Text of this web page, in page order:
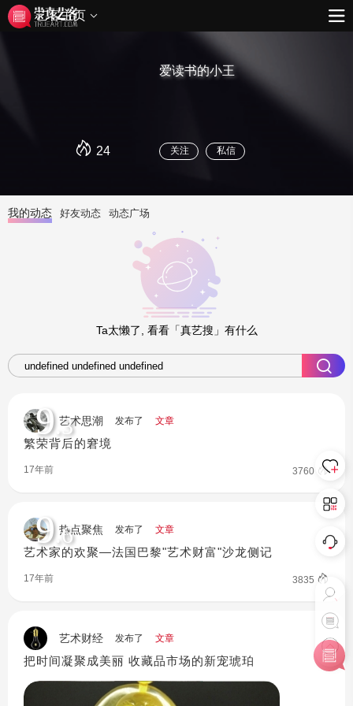
艺客主页
24
爱读书的小王
关注 私信
我的动态 好友动态 动态广场
Ta太懒了, 看看「真艺搜」有什么
艺术思潮 发布了 文章
繁荣背后的窘境
9.3
17年前 3760
热点聚焦 发布了 文章
艺术家的欢聚—法国巴黎"艺术财富"沙龙侧记
9.6
17年前 3835
艺术财经 发布了 文章
把时间凝聚成美丽 收藏品市场的新宠琥珀